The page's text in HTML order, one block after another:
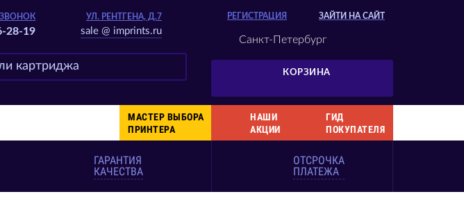
КОРЗИНА
РЕГИСТРАЦИЯ ЗАЙТИ НА САЙТ
Санкт-Петербург
28-19
УЛ. РЕНТГЕНА, Д.7
sale @ imprints.ru
НАШИ
АКЦИИ
ГИД
ПОКУПАТЕЛЯ
МАСТЕР ВЫБОРА
ПРИНТЕРА
ГАРАНТИЯ
КАЧЕСТВА
ОТСРОЧКА
ПЛАТЕЖА